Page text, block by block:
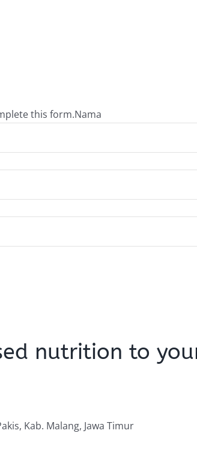
this form.Nama
nutrition to
Kab. Malang, Jawa Timur